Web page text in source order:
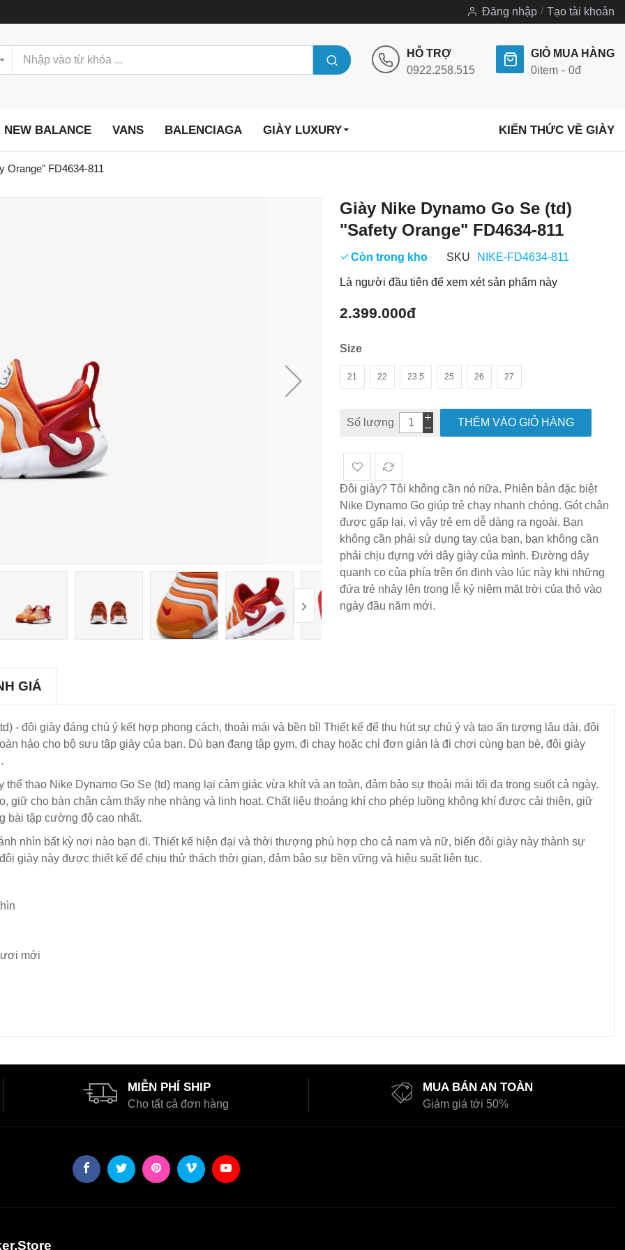
Đăng nhập Tạo tài khoản
HỖ TRỢ
0922.258.515
GIỎ MUA HÀNG
0item 0đ
NEW BALANCE VANS BALENCIAGA GIÀY LUXURY KIẾN THỨC VỀ GIÀY
Orange" FD4634-811
Giày Nike Dynamo Go Se (td)
"Safety Orange" FD4634-811
Còn trong kho SKU NIKE-FD4634-811
Là người đầu tiên để xem xét sản phẩm này
2.399.000đ
Size
21 22 23.5 25 26 27
Số lượng THÊM VÀO GIỎ HÀNG
Đôi giày? Tôi không cần nó nữa. Phiên bản đặc biệt
Nike Dynamo Go giúp trẻ chạy nhanh chóng. Gót chân
được gấp lại, vì vậy trẻ em dễ dàng ra ngoài. Bạn
không cần phải sử dụng tay của bạn, bạn không cần
phải chịu đựng với dây giày của mình. Đường dây
quanh co của phía trên ổn định vào lúc này khi những
đứa trẻ nhảy lên trong lễ kỷ niệm mặt trời của thỏ vào
ngày đầu năm mới.
Chuyển
hình
GIÁ
- đôi giày đáng chú ý kết hợp phong cách, thoải mái và bền bỉ! Thiết kế để thu hút sự chú ý và tạo ấn tượng lâu dài, đôi
hảo cho bộ sưu tập giày của bạn. Dù bạn đang tập gym, đi chạy hoặc chỉ đơn giản là đi chơi cùng bạn bè, đôi giày
thao Nike Dynamo Go Se (td) mang lại cảm giác vừa khít và an toàn, đảm bảo sự thoải mái tối đa trong suốt cả ngày.
giữ cho bàn chân cảm thấy nhẹ nhàng và linh hoạt. Chất liệu thoáng khí cho phép luồng không khí được cải thiện, giữ
bài tập cường độ cao nhất.
nhìn bất kỳ nơi nào bạn đi. Thiết kế hiện đại và thời thượng phù hợp cho cả nam và nữ, biến đôi giày này thành sự
giày này được thiết kế để chịu thử thách thời gian, đảm bảo sự bền vững và hiệu suất liên tục.
mới
MIỄN PHÍ SHIP
Cho tất cả đơn hàng
MUA BÁN AN TOÀN
Giảm giá tới 50%